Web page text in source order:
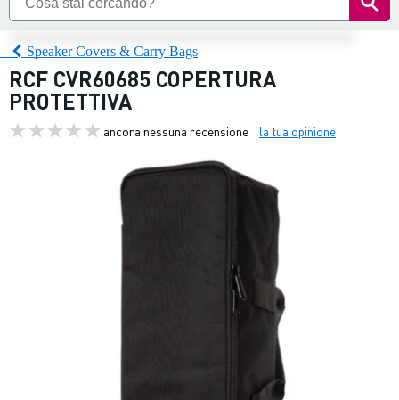
Speaker Covers & Carry Bags
RCF CVR60685 COPERTURA
PROTETTIVA
ancora nessuna recensione la tua opinione